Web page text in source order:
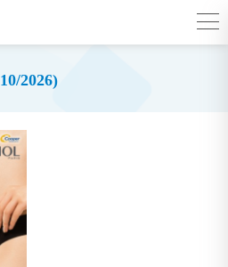
10/2026)